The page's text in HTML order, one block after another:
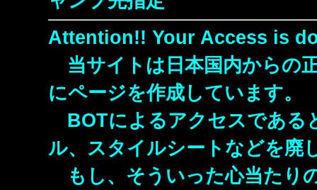
Attention!! Your Access is
当サイトは日本国内からの
にページを作成しています。
BOTによるアクセスである
ル、スタイルシートなどを廃
もし、そういった心当たり